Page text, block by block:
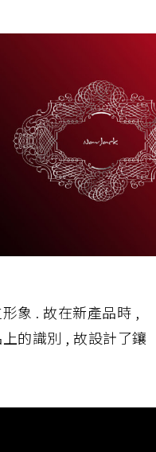
象 . 故在新產品時 ,
的識別 , 故設計了鑲